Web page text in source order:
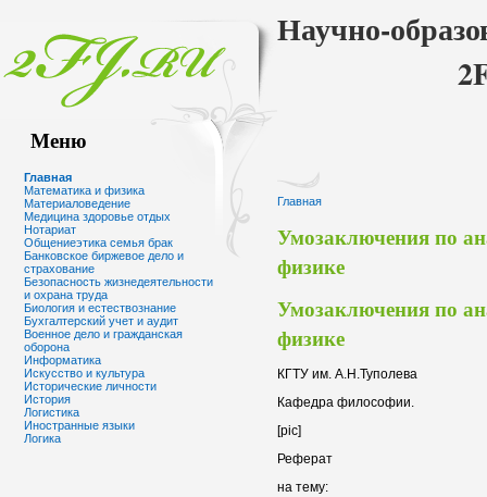
Меню
Главная
Математика и физика
Материаловедение
Медицина здоровье отдых
Нотариат
Общениеэтика семья брак
Банковское биржевое дело и
страхование
Безопасность жизнедеятельности
и охрана труда
Биология и естествознание
Бухгалтерский учет и аудит
Военное дело и гражданская
оборона
Информатика
Искусство и культура
Исторические личности
История
Логистика
Иностранные языки
Логика
Научно-
Главная
Умозаключения по
физике
Умозаключения по
физике
КГТУ им. А.Н.Туполева
Кафедра философии.
[pic]
Реферат
на тему: